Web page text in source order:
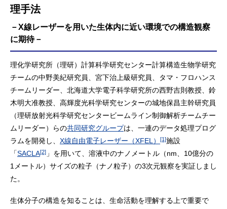
理手法
－X線レーザーを用いた生体内に近い環境での構造観察
に期待－
理化学研究所（理研）計算科学研究センター計算構造生物学研究
チームの中野美紀研究員、宮下治上級研究員、タマ・フロハンス
チームリーダー、北海道大学電子科学研究所の西野吉則教授、鈴
木明大准教授、高輝度光科学研究センターの城地保昌主幹研究員
（理研放射光科学研究センタービームライン制御解析チームチー
ムリーダー）らの共同研究グループは、一連のデータ処理プログ
ラムを開発し、 X線自由電子レーザー（XFEL） [1]施設
「SACLA[2] 」を用いて、溶液中のナノメートル（nm、10億分の
1メートル）サイズの粒子（ナノ粒子）の3次元観察を実証しまし
た。
生体分子の構造を知ることは、生命活動を理解する上で重要で